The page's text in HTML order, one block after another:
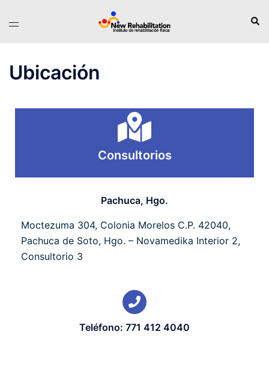
Ubicación
Consultorios
Pachuca, Hgo.
Moctezuma 304, Colonia Morelos C.P. 42040,
Pachuca de Soto, Hgo. – Novamedika Interior 2,
Consultorio 3
Teléfono: 771 412 4040